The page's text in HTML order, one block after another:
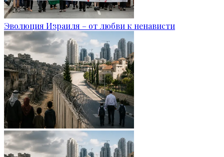
Эволюция Израиля – от любви к ненависти